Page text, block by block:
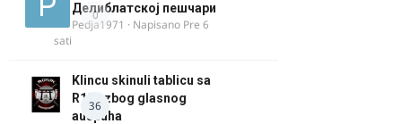
0
Делиблатској пешчари
Pedja1971 · Napisano Pre 6
sati
36
Klincu skinuli tablicu sa
R125 zbog glasnog
auspuha